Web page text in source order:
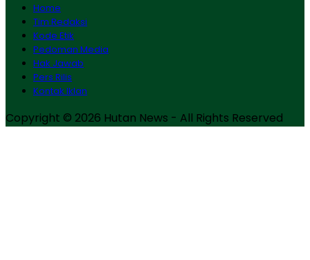
Home
Tim Redaksi
Kode Etik
Pedoman Media
Hak Jawab
Pers Rilis
Kontak Iklan
Copyright © 2026 Hutan News - All Rights Reserved